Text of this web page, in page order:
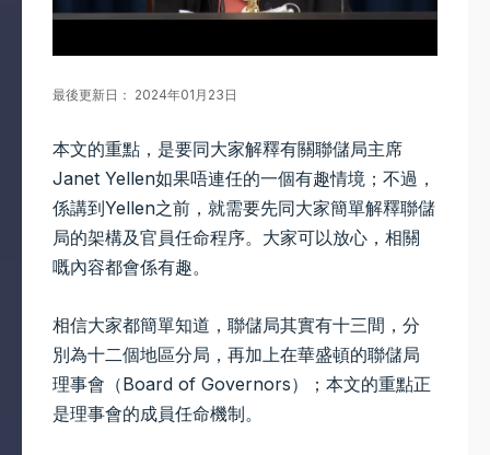
最後更新日： 2024年01月23日
本文的重點，是要同大家解釋有關聯儲局主席
Janet Yellen如果唔連任的一個有趣情境；不過，
係講到Yellen之前，就需要先同大家簡單解釋聯儲
局的架構及官員任命程序。大家可以放心，相關
嘅內容都會係有趣。
相信大家都簡單知道，聯儲局其實有十三間，分
別為十二個地區分局，再加上在華盛頓的聯儲局
理事會（Board of Governors）；本文的重點正
是理事會的成員任命機制。